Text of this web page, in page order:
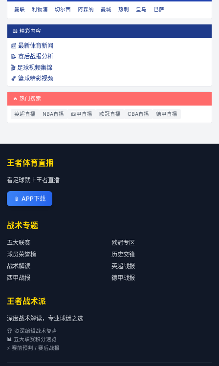
曼联 利物浦 切尔西 阿森纳 曼城 热刺 皇马 巴萨
📖 精彩内容
📰 最新体育新闻
📝 赛后战报分析
🎬 足球视频集锦
🏀 篮球精彩视频
🔥 热门搜索
英超直播 NBA直播 西甲直播 欧冠直播 CBA直播 德甲直播
王者体育直播
看足球就上王者直播
📱 APP下载
战术专题
五大联赛
欧冠专区
球员荣誉榜
历史交锋
战术解读
英超战报
西甲战报
德甲战报
王者战术派
深度战术解读，专业球迷之选
🏆 资深编辑战术复盘
📊 五大联赛积分速览
⚡ 赛前预判 / 赛后战报